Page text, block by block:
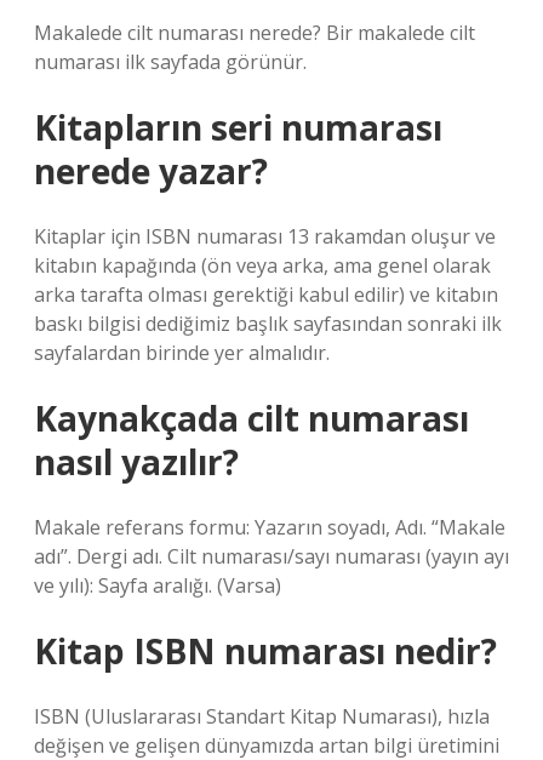
Makalede cilt numarası nerede? Bir makalede cilt
numarası ilk sayfada görünür.
Kitapların seri numarası
nerede yazar?
Kitaplar için ISBN numarası 13 rakamdan oluşur ve
kitabın kapağında (ön veya arka, ama genel olarak
arka tarafta olması gerektiği kabul edilir) ve kitabın
baskı bilgisi dediğimiz başlık sayfasından sonraki ilk
sayfalardan birinde yer almalıdır.
Kaynakçada cilt numarası
nasıl yazılır?
Makale referans formu: Yazarın soyadı, Adı. “Makale
adı”. Dergi adı. Cilt numarası/sayı numarası (yayın ayı
ve yılı): Sayfa aralığı. (Varsa)
Kitap ISBN numarası nedir?
ISBN (Uluslararası Standart Kitap Numarası), hızla
değişen ve gelişen dünyamızda artan bilgi üretimini